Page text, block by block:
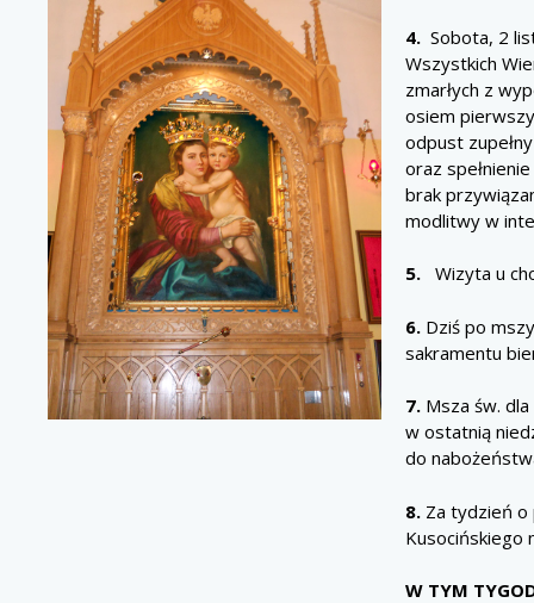
4. Sobota, 2
Wszystkich
zmarłych z
osiem
odpust
oraz
brak
modlitwy w
5. Wizyta u
6. Dziś po
sakramentu
7. Msza św.
w ostatnią
do
8. Za tydzień o
Kusocińskiego
W TYM